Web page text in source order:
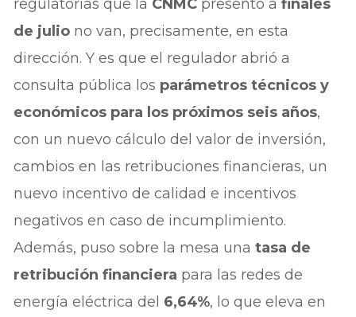
regulatorias que la CNMC presentó afinales
de julio no van, precisamente, en esta
dirección. Y es que el regulador abrió a
consulta pública los parámetros técnicos y
económicos para los próximos seis años,
con un nuevo cálculo del valor de inversión,
cambios en las retribuciones financieras, un
nuevo incentivo de calidad e incentivos
negativos en caso de incumplimiento.
Además, puso sobre la mesa unatasa de
retribución financiera para las redes de
energía eléctrica del 6,64%, lo que eleva en